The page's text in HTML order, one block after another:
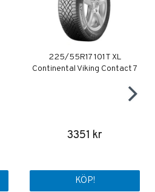
225/55R17 101T XL
Continental Viking Contact 7
3351 kr
KÖP!